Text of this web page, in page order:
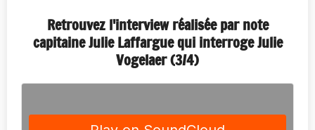
Retrouvez l'interview réalisée par note
capitaine Julie Laffargue qui interroge Julie
Vogelaer (3/4)